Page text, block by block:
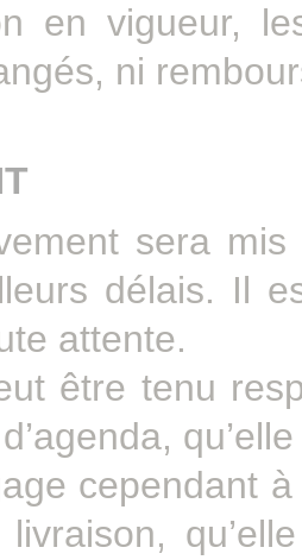
en vigueur,
ni
sera
délais. Il
attente.
être tenu
cependant